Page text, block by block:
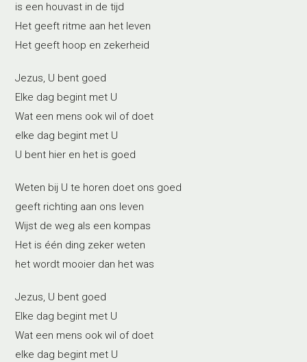
is een houvast in de tijd
Het geeft ritme aan het leven
Het geeft hoop en zekerheid
Jezus, U bent goed
Elke dag begint met U
Wat een mens ook wil of doet
elke dag begint met U
U bent hier en het is goed
Weten bij U te horen doet ons goed
geeft richting aan ons leven
Wijst de weg als een kompas
Het is één ding zeker weten
het wordt mooier dan het was
Jezus, U bent goed
Elke dag begint met U
Wat een mens ook wil of doet
elke dag begint met U